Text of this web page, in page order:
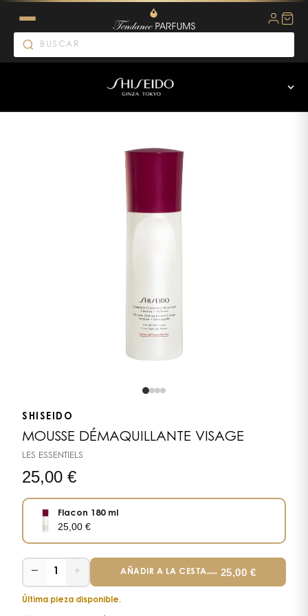
SHISEIDO
MOUSSE DÉMAQUILLANTE VISAGE
LES ESSENTIELS
25,00 €
Flacon 180 ml
25,00€
− 1 + AÑADIR A LA CESTA— 25,00 €
Última pieza disponible.